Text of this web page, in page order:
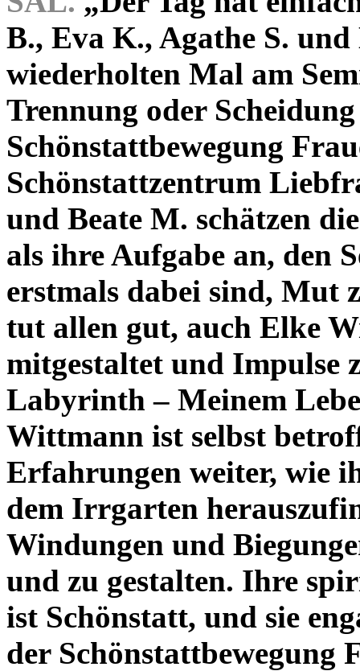
B., Eva K., Agathe S.
wiederholten Mal am
Trennung oder
Schönstattbewegung
Schönstattzentrum
und Beate M. schätzen
als ihre Aufgabe an, den
erstmals dabei sind, Mut
tut allen gut, auch Elke
mitgestaltet und Impulse
Labyrinth – Meinem
Wittmann ist selbst
Erfahrungen weiter, wie
dem Irrgarten
Windungen und
und zu gestalten. Ihre
ist Schönstatt, und sie
der Schönstattbewegung